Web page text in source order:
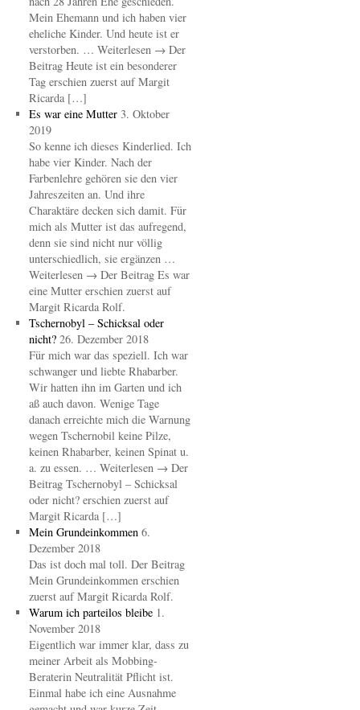
Mein Ehemann und ich haben vier
eheliche Kinder. Und heute ist er
verstorben. … Weiterlesen → Der
Beitrag Heute ist ein besonderer
Tag erschien zuerst auf Margit
Ricarda […]
Es war eine Mutter 3. Oktober
2019
So kenne ich dieses Kinderlied. Ich
habe vier Kinder. Nach der
Farbenlehre gehören sie den vier
Jahreszeiten an. Und ihre
Charaktäre decken sich damit. Für
mich als Mutter ist das aufregend,
denn sie sind nicht nur völlig
unterschiedlich, sie ergänzen …
Weiterlesen → Der Beitrag Es war
eine Mutter erschien zuerst auf
Margit Ricarda Rolf.
Tschernobyl – Schicksal oder
nicht? 26. Dezember 2018
Für mich war das speziell. Ich war
schwanger und liebte Rhabarber.
Wir hatten ihn im Garten und ich
aß auch davon. Wenige Tage
danach erreichte mich die Warnung
wegen Tschernobil keine Pilze,
keinen Rhabarber, keinen Spinat u.
a. zu essen. … Weiterlesen → Der
Beitrag Tschernobyl – Schicksal
oder nicht? erschien zuerst auf
Margit Ricarda […]
Mein Grundeinkommen 6.
Dezember 2018
Das ist doch mal toll. Der Beitrag
Mein Grundeinkommen erschien
zuerst auf Margit Ricarda Rolf.
Warum ich parteilos bleibe 1.
November 2018
Eigentlich war immer klar, dass zu
meiner Arbeit als Mobbing-
Beraterin Neutralität Pflicht ist.
Einmal habe ich eine Ausnahme